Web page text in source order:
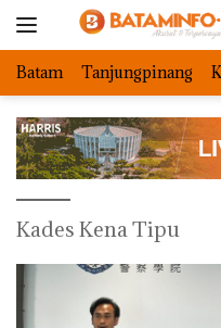
Batam Tanjungpinang
Kades Kena Tipu